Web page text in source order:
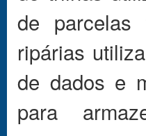
de parcelas
ripárias
de dados e
para